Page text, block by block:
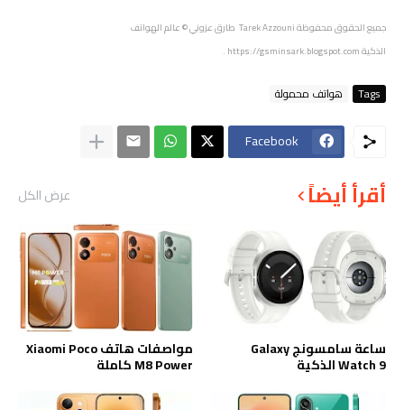
جميع الحقوق محفوظةTarek Azzouni طارق عزوني
© عالم الهواتف
الذكيةhttps://gsminsark.blogspot.com
.
Tags هواتف محمولة
Facebook
أقرأ أيضاً عرض الكل
ساعة سامسونج Galaxy
Watch 9 الذكية
مواصفات هاتف Xiaomi Poco
M8 Power كاملة